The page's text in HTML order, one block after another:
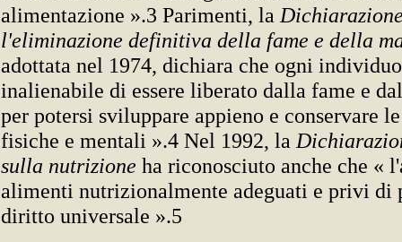
alimentazione ».3 Parimenti, la
l'eliminazione definitiva della fame e della
adottata nel 1974, dichiara che ogni
inalienabile di essere liberato dalla fame e
per potersi sviluppare appieno e conservare
fisiche e mentali ».4 Nel 1992, la
sulla nutrizione ha riconosciuto anche che «
alimenti nutrizionalmente adeguati e privi di
diritto universale ».5